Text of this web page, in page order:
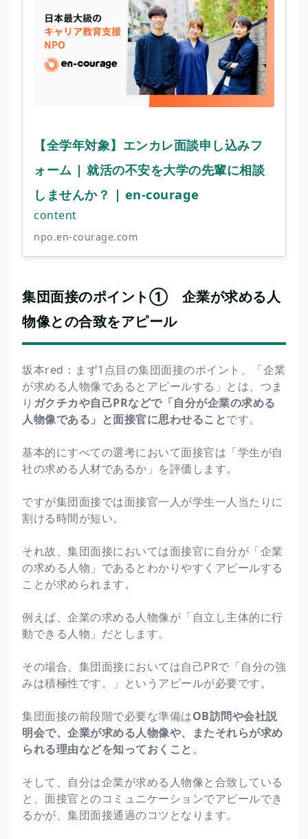
【全学年対象】エンカレ面談申し込みフ
ォーム | 就活の不安を大学の先輩に相談
しませんか？ | en-courage
content
npo.en-courage.com
集団面接のポイント① 企業が求める人
物像との合致をアピール
坂本red：まず1点目の集団面接のポイント、「企業
が求める人物像であるとアピールする」とは、つま
り ガクチカや自己PRなどで「自分が企業の求める
人物像である」と面接官に思わせることです。
基本的にすべての選考において面接官は「学生が自
社の求める人材であるか」を評価します。
ですが集団面接では面接官一人が学生一人当たりに
割ける時間が短い。
それ故、集団面接においては面接官に自分が「企業
の求める人物」であるとわかりやすくアピールする
ことが求められます。
例えば、企業の求める人物像が「自立し主体的に行
動できる人物」だとします。
その場合、集団面接においては自己PRで「自分の強
みは積極性です。」というアピールが必要です。
集団面接の前段階で必要な準備はOB訪問や会社説
明会で、企業が求める人物像や、またそれらが求め
られる理由などを知っておくこと。
そして、自分は企業が求める人物像と合致している
と、面接官とのコミュニケーションでアピールでき
るかが、集団面接通過のコツとなります。